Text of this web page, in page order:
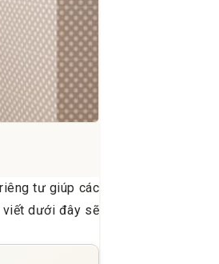
tư giúp các
viết dưới đây sẽ